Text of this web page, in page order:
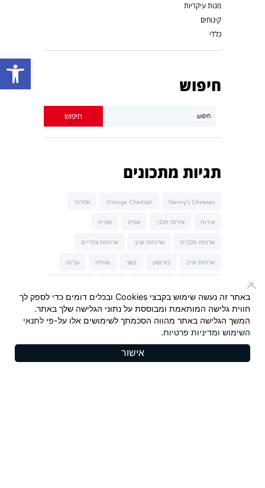
פתח סרגל נגישות
מנות עיקריות
קינוחים
כללי
חיפוש
תגיות מתכונים
Nanny’s Cheeses
Orange Cheddar אהרוני
אירוח אירוח חלבי אפיה אפייה
ארוחה חלבית ארוחות ערב ארוחות צהריים
ארוחת ערב בורסאן בשר גאודה גבינה
גבינת טברנה גבינת עיזים הגבינות של נני
המבורגר חלבי חלומי חרדל חרדל Maille
מנה עיקרית מנות פתיחה וביניים מנצ'גו סלט
באתר זה נעשה שימוש בקבצי Cookies ובכלים דומים כדי לספק לך
חווית גלישה המותאמת ומבוססת על נתוני הגלישה שלך באתר.
המשך הגלישה באתר מהווה הסכמתך לשימושים אלו על-פי לתנאי
השימוש ומדיניות פרטיות.
אישור